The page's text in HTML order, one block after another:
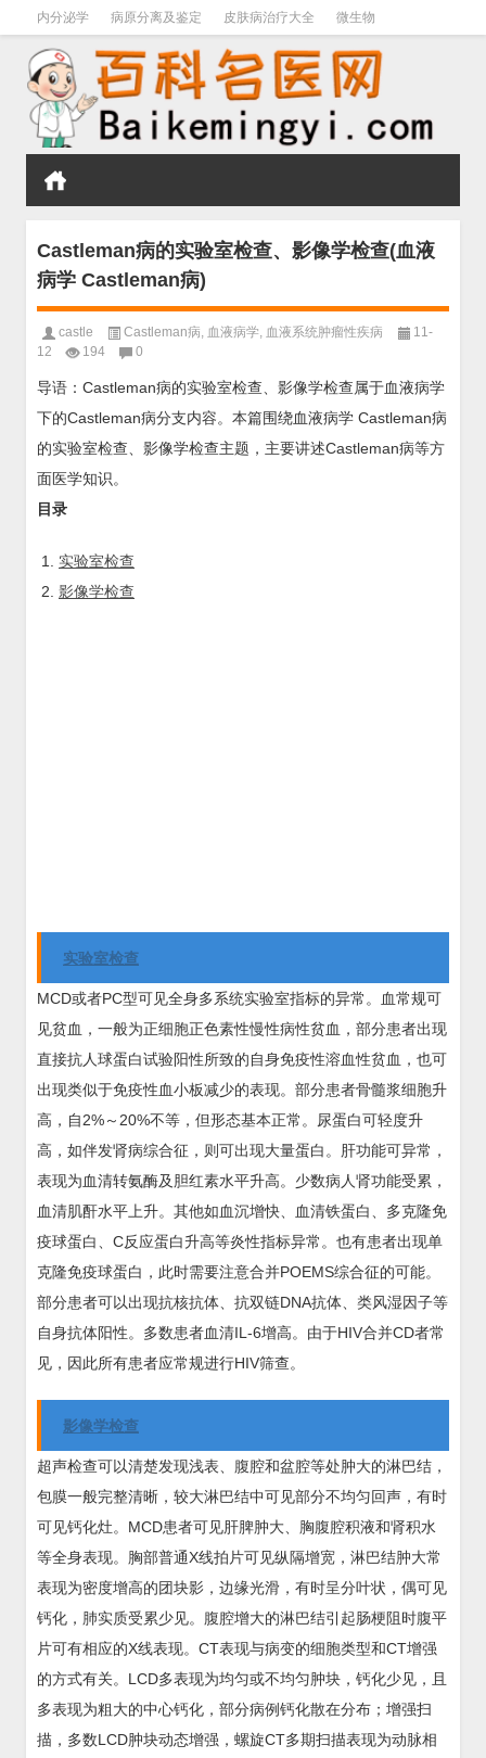
内分泌学 病原分离及鉴定 皮肤病治疗大全 微生物
皮肤病学 男科学 血液病学 心血管 口腔医学 禁戒毒品
Castleman病的实验室检查、影像学检查(血液
病学 Castleman病)
castle Castleman病, 血液病学, 血液系统肿瘤性疾病
11-
12
194 0
导语：Castleman病的实验室检查、影像学检查属于血液病学
下的Castleman病分支内容。本篇围绕血液病学 Castleman病
的实验室检查、影像学检查主题，主要讲述Castleman病等方
面医学知识。
目录
实验室检查
影像学检查
实验室检查
MCD或者PC型可见全身多系统实验室指标的异常。血常规可
见贫血，一般为正细胞正色素性慢性病性贫血，部分患者出现
直接抗人球蛋白试验阳性所致的自身免疫性溶血性贫血，也可
出现类似于免疫性血小板减少的表现。部分患者骨髓浆细胞升
高，自2%～20%不等，但形态基本正常。尿蛋白可轻度升
高，如伴发肾病综合征，则可出现大量蛋白。肝功能可异常，
表现为血清转氨酶及胆红素水平升高。少数病人肾功能受累，
血清肌酐水平上升。其他如血沉增快、血清铁蛋白、多克隆免
疫球蛋白、C反应蛋白升高等炎性指标异常。也有患者出现单
克隆免疫球蛋白，此时需要注意合并POEMS综合征的可能。
部分患者可以出现抗核抗体、抗双链DNA抗体、类风湿因子等
自身抗体阳性。多数患者血清IL-6增高。由于HIV合并CD者常
见，因此所有患者应常规进行HIV筛查。
影像学检查
超声检查可以清楚发现浅表、腹腔和盆腔等处肿大的淋巴结，
包膜一般完整清晰，较大淋巴结中可见部分不均匀回声，有时
可见钙化灶。MCD患者可见肝脾肿大、胸腹腔积液和肾积水
等全身表现。胸部普通X线拍片可见纵隔增宽，淋巴结肿大常
表现为密度增高的团块影，边缘光滑，有时呈分叶状，偶可见
钙化，肺实质受累少见。腹腔增大的淋巴结引起肠梗阻时腹平
片可有相应的X线表现。CT表现与病变的细胞类型和CT增强
的方式有关。LCD多表现为均匀或不均匀肿块，钙化少见，且
多表现为粗大的中心钙化，部分病例钙化散在分布；增强扫
描，多数LCD肿块动态增强，螺旋CT多期扫描表现为动脉相